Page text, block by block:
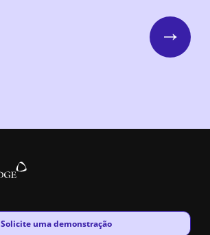
Next
New window
Solicite uma demonstração